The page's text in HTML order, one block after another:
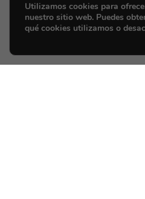
Utilizamos cookies para
nuestro sitio web. Puedes
qué cookies utilizamos o